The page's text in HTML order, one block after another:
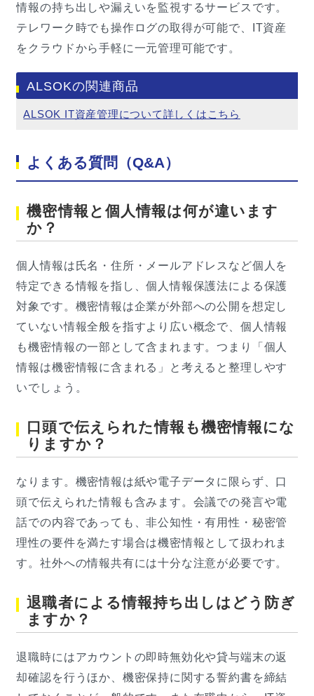
情報の持ち出しや漏えいを監視するサービスです。
テレワーク時でも操作ログの取得が可能で、IT資産
をクラウドから手軽に一元管理可能です。
ALSOKの関連商品
ALSOK IT資産管理について詳しくはこちら
よくある質問（Q&A）
機密情報と個人情報は何が違います
か？
個人情報は氏名・住所・メールアドレスなど個人を
特定できる情報を指し、個人情報保護法による保護
対象です。機密情報は企業が外部への公開を想定し
ていない情報全般を指すより広い概念で、個人情報
も機密情報の一部として含まれます。つまり「個人
情報は機密情報に含まれる」と考えると整理しやす
いでしょう。
口頭で伝えられた情報も機密情報にな
りますか？
なります。機密情報は紙や電子データに限らず、口
頭で伝えられた情報も含みます。会議での発言や電
話での内容であっても、非公知性・有用性・秘密管
理性の要件を満たす場合は機密情報として扱われま
す。社外への情報共有には十分な注意が必要です。
退職者による情報持ち出しはどう防ぎ
ますか？
退職時にはアカウントの即時無効化や貸与端末の返
却確認を行うほか、機密保持に関する誓約書を締結